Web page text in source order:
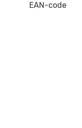
EAN-code